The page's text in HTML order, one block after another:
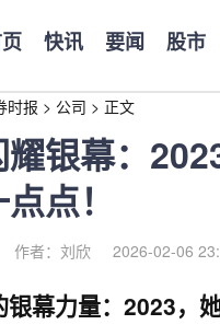
快讯 要闻 股市
时报 > 公司 > 正文
银幕：
点！
作者：刘欣 2026-02-06
银幕力量：2023，